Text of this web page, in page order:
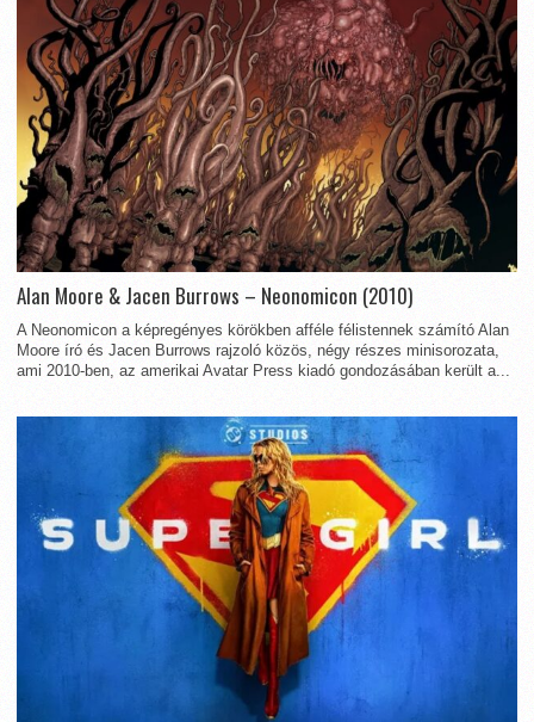
Alan Moore & Jacen Burrows – Neonomicon (2010)
A Neonomicon a képregényes körökben afféle félistennek számító Alan
Moore író és Jacen Burrows rajzoló közös, négy részes minisorozata,
ami 2010-ben, az amerikai Avatar Press kiadó gondozásában került a...